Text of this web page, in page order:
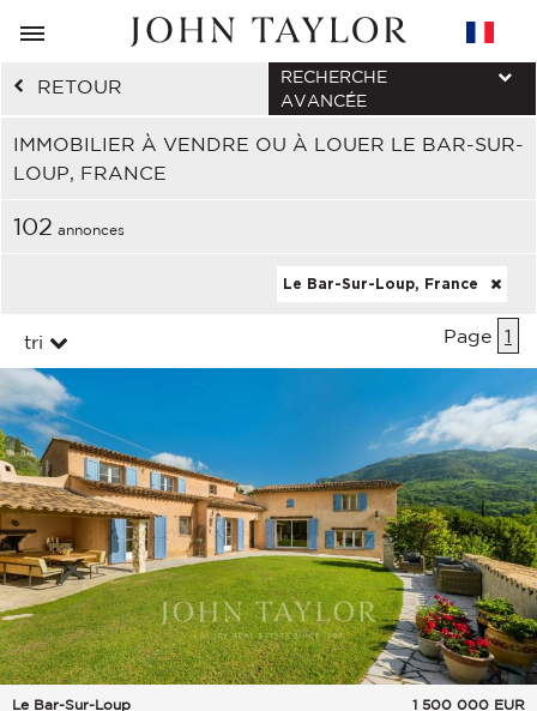
RETOUR
IMMOBILIER À VENDRE OU À LOUER LE BAR-SUR-
LOUP, FRANCE
RECHERCHE
AVANCÉE
102 annonces
Le Bar-Sur-Loup, France
tri Page 1
Le Bar-Sur-Loup
1 500 000 EUR